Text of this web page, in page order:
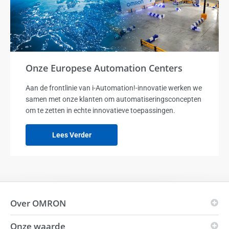
Onze Europese Automation Centers
Aan de frontlinie van i-Automation!-innovatie werken we
samen met onze klanten om automatiseringsconcepten
om te zetten in echte innovatieve toepassingen.
Lees Verder
Over OMRON
OMRON-principes
Onze waarde